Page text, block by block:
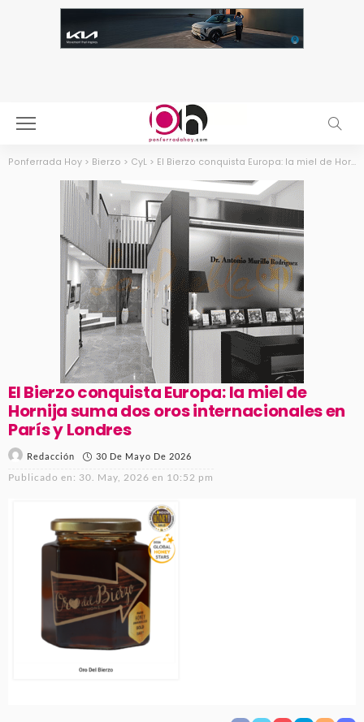
Ponferrada Hoy > Bierzo > CyL > El Bierzo conquista Europa: la miel de Hornija suma dos oros internacionales en París y Londres
El Bierzo conquista Europa: la miel de
Hornija suma dos oros internacionales en
París y Londres
Redacción 30 De Mayo De 2026
Publicado en: 30. May, 2026 en 10:52 pm